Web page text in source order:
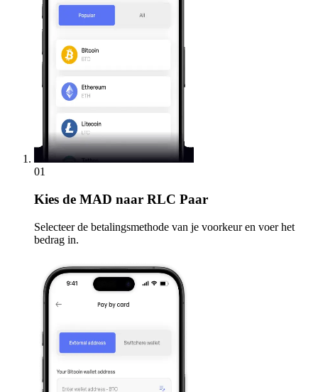
01
Kies de MAD naar RLC Paar
Selecteer de betalingsmethode van je voorkeur en voer het
bedrag in.